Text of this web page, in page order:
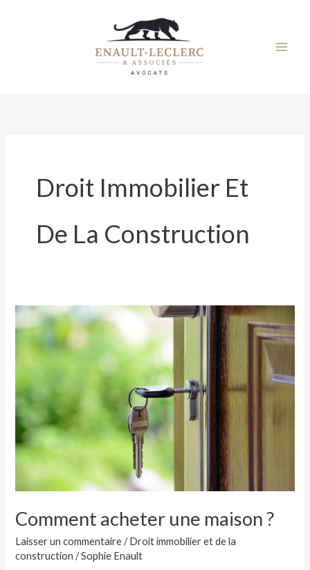
Droit Immobilier Et
De La Construction
Comment acheter une maison ?
Laisser un commentaire /Droit immobilier et de la
construction /Sophie Enault
Comment
acheter
maison
?